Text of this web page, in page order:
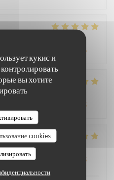
кукис и
вы хотите
cookies
/5
/5
:5/5 Цена / качество /5